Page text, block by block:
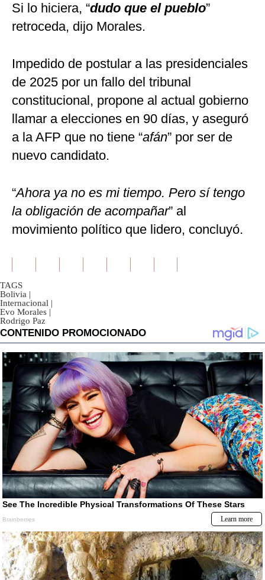
Si lo hiciera, “dudo que el pueblo”
retroceda, dijo Morales.
Impedido de postular a las presidenciales
de 2025 por un fallo del tribunal
constitucional, propone al actual gobierno
llamar a elecciones en 90 días, y aseguró
a la AFP que no tiene “afán” por ser de
nuevo candidato.
“Ahora ya no es mi tiempo. Pero sí tengo
la obligación de acompañar” al
movimiento político que lidero, concluyó.
TAGS
Bolivia |
Internacional |
Evo Morales |
Rodrigo Paz